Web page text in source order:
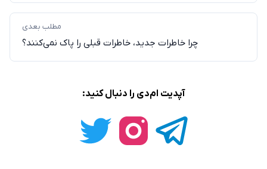
مطلب بعدی
چرا خاطرات جدید، خاطرات قبلی را پاک نمی‌کنند؟
آپدیت ام‌دی را دنبال کنید: